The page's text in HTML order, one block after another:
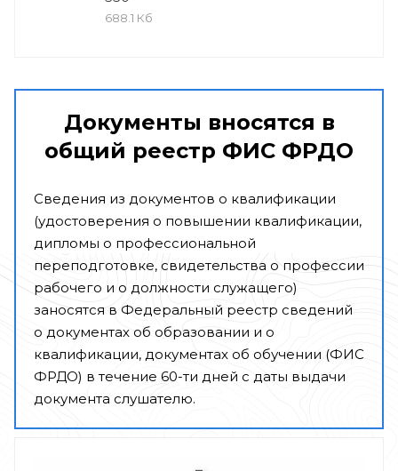
688.1 Кб
Документы вносятся в
общий реестр ФИС ФРДО
Сведения из документов о квалификации
(удостоверения о повышении квалификации,
дипломы о профессиональной
переподготовке, свидетельства о профессии
рабочего и о должности служащего)
заносятся в Федеральный реестр сведений
о документах об образовании и о
квалификации, документах об обучении (ФИС
ФРДО) в течение 60-ти дней с даты выдачи
документа слушателю.